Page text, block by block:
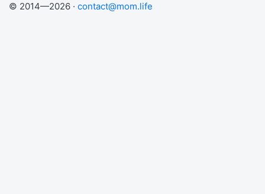
© 2014—2026 · contact@mom.life